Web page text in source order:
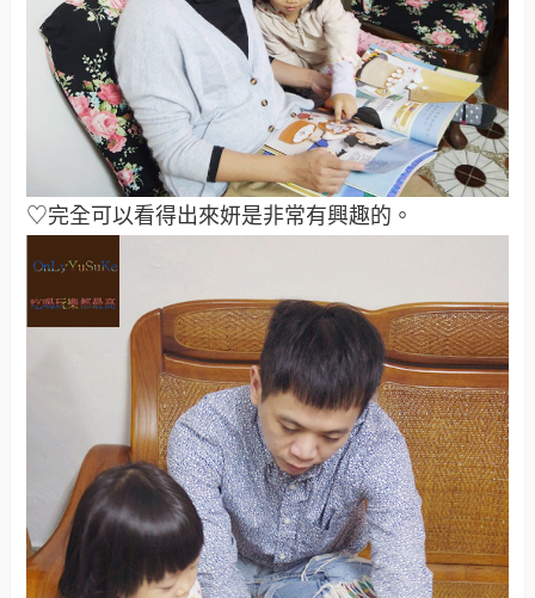
♡完全可以看得出來妍是非常有興趣的。